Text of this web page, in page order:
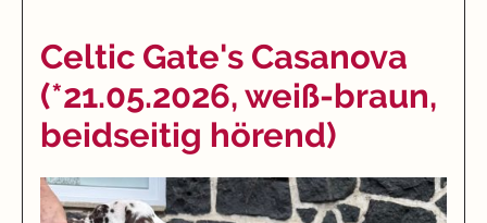
Celtic Gate's Casanova
(*21.05.2026, weiß-braun,
beidseitig hörend)